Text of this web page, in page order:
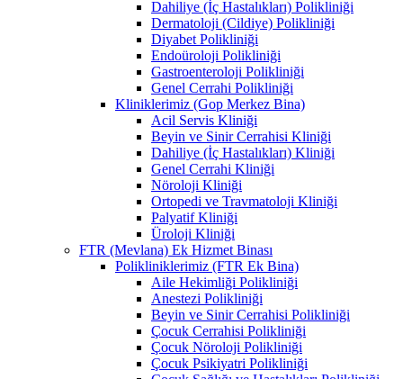
Dahiliye (İç Hastalıkları) Polikliniği
Dermatoloji (Cildiye) Polikliniği
Diyabet Polikliniği
Endoüroloji Polikliniği
Gastroenteroloji Polikliniği
Genel Cerrahi Polikliniği
Kliniklerimiz (Gop Merkez Bina)
Acil Servis Kliniği
Beyin ve Sinir Cerrahisi Kliniği
Dahiliye (İç Hastalıkları) Kliniği
Genel Cerrahi Kliniği
Nöroloji Kliniği
Ortopedi ve Travmatoloji Kliniği
Palyatif Kliniği
Üroloji Kliniği
FTR (Mevlana) Ek Hizmet Binası
Polikliniklerimiz (FTR Ek Bina)
Aile Hekimliği Polikliniği
Anestezi Polikliniği
Beyin ve Sinir Cerrahisi Polikliniği
Çocuk Cerrahisi Polikliniği
Çocuk Nöroloji Polikliniği
Çocuk Psikiyatri Polikliniği